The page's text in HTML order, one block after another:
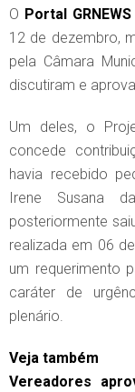
O Portal GRNEWS
12 de dezembro,
pela Câmara
discutiram e
Um deles, o
concede
havia recebido
Irene Susana
posteriormente
realizada em 06
um requerimento
caráter de
plenário.
Veja também
Vereadores